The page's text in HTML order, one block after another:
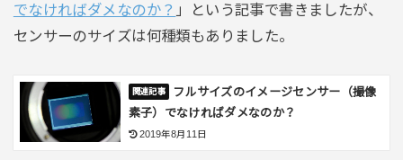
でなければダメなのか？ 」という記事で書きましたが、
センサーのサイズは何種類もありました。
フルサイズのイメージセンサー（撮像
素子）でなければダメなのか？
2019年8月11日